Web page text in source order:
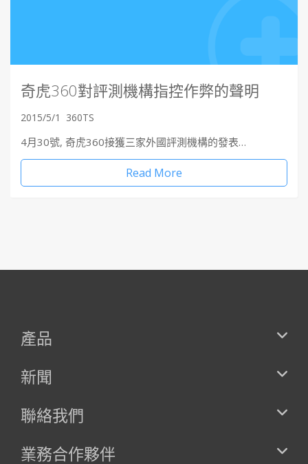
奇虎360對評測機構指控作弊的聲明
2015/5/1 360TS
4月30號, 奇虎360接獲三家外國評測機構的發表…
Read More
產品
新聞
聯絡我們
業務合作夥伴